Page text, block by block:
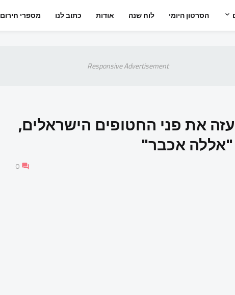
הסרטון היומי לוח שנה אודות כתוב לנו מספרי חירום
Responsive Advertisement
את פני החטופים הישראלים,
"אללה אכבר"
0